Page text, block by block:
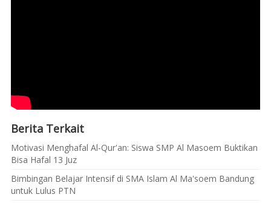
Berita Terkait
Motivasi Menghafal Al-Qur'an: Siswa SMP Al Masoem Buktikan
Bisa Hafal 13 Juz
Bimbingan Belajar Intensif di SMA Islam Al Ma'soem Bandung
untuk Lulus PTN